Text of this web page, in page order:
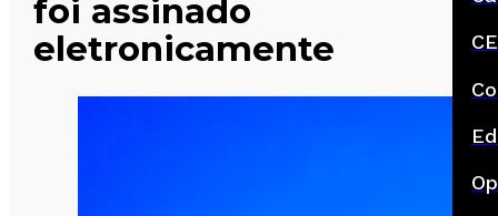
foi assinado
eletronicamente